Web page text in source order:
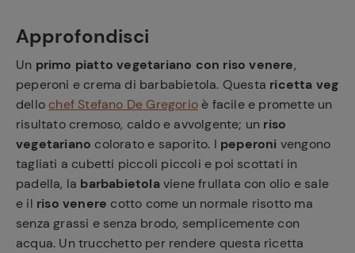
Approfondisci
Un primo piatto vegetariano con riso venere,
peperoni e crema di barbabietola. Questa ricetta veg
dello chef Stefano De Gregorio è facile e promette un
risultato cremoso, caldo e avvolgente; un riso
vegetariano colorato e saporito. I peperoni vengono
tagliati a cubetti piccoli piccoli e poi scottati in
padella, la barbabietolaviene frullata con olio e sale
e il riso venere cotto come un normale risotto ma
senza grassi e senza brodo, semplicemente con
acqua. Un trucchetto per rendere questa ricetta